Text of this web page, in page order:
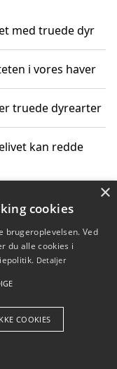
med truede dyr
i vores haver
truede dyrearter
kan redde
bevarelsen
Aps
×
cookies
brugeroplevelsen. Ved
du alle cookies i
Detaljer
COOKIES